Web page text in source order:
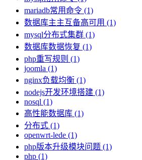
mariadb常用命令 (1)
数据库主主互备高可用 (1)
mysql分布式集群 (1)
数据库数据恢复 (1)
php重写规则 (1)
joomla (1)
nginx负载均衡 (1)
nodejs开发环境搭建 (1)
nosql (1)
高性能数据库 (1)
分布式 (1)
openwrt-lede (1)
php版本升级模块问题 (1)
php (1)